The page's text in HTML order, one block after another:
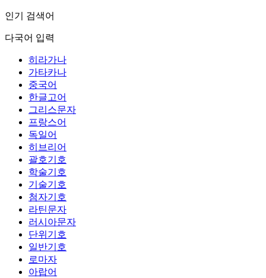
인기 검색어
다국어 입력
히라가나
가타카나
중국어
한글고어
그리스문자
프랑스어
독일어
히브리어
괄호기호
학술기호
기술기호
첨자기호
라틴문자
러시아문자
단위기호
일반기호
로마자
아랍어